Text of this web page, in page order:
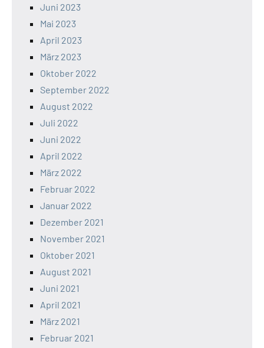
Juni 2023
Mai 2023
April 2023
März 2023
Oktober 2022
September 2022
August 2022
Juli 2022
Juni 2022
April 2022
März 2022
Februar 2022
Januar 2022
Dezember 2021
November 2021
Oktober 2021
August 2021
Juni 2021
April 2021
März 2021
Februar 2021